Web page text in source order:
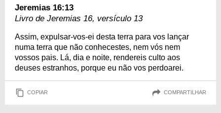
Jeremias 16:13
Livro de Jeremias 16, versículo 13
Assim, expulsar-vos-ei desta terra para vos lançar
numa terra que não conhecestes, nem vós nem
vossos pais. Lá, dia e noite, rendereis culto aos
deuses estranhos, porque eu não vos perdoarei.
COPIAR COMPARTILHAR